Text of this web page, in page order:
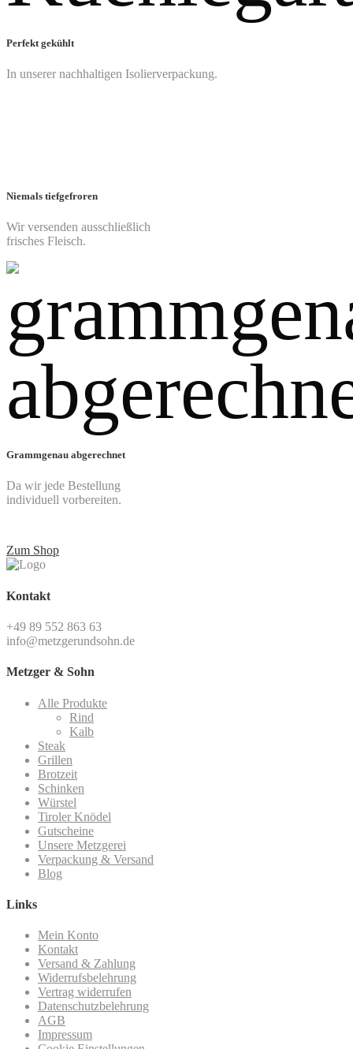
Perfekt gekühlt
In unserer nachhaltigen Isolierverpackung.
Niemals tiefgefroren
Wir versenden ausschließlich
frisches Fleisch.
Grammgenau abgerechnet
Da wir jede Bestellung
individuell vorbereiten.
Zum Shop
Kontakt
+49 89 552 863 63
info@metzgerundsohn.de
Metzger & Sohn
Alle Produkte
Rind
Kalb
Steak
Grillen
Brotzeit
Schinken
Würstel
Tiroler Knödel
Gutscheine
Unsere Metzgerei
Verpackung & Versand
Blog
Links
Mein Konto
Kontakt
Versand & Zahlung
Widerrufsbelehrung
Vertrag widerrufen
Datenschutzbelehrung
AGB
Impressum